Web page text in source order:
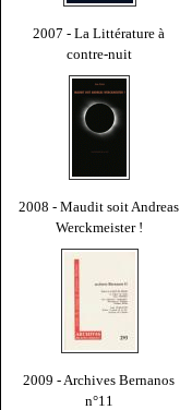
2007 - La Littérature à
contre-nuit
2008 - Maudit soit Andreas
Werckmeister !
2009 - Archives Bernanos
n°11